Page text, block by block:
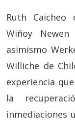
Ruth
Wiñoy
asimismo
Williche de
experiencia
la
inmediaciones